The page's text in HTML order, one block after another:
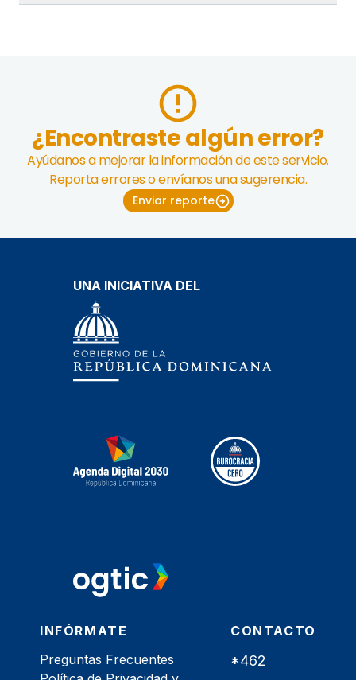
¿Encontraste algún error?
Ayúdanos a mejorar la información de este servicio.
Reporta errores o envíanos una sugerencia.
Enviar reporte
UNA INICIATIVA DEL
INFÓRMATE
Preguntas Frecuentes
CONTACTO
*462